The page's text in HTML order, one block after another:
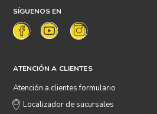
SÍGUENOS EN
ATENCIÓN A CLIENTES
Atención a clientes formulario
Localizador de sucursales